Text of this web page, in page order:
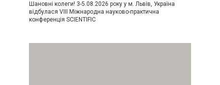
Шановні колеги! 3-5.08.2026 року у м. Львів, Україна
відбулася VIII Міжнародна науково-практична
конференція SCIENTIFIC